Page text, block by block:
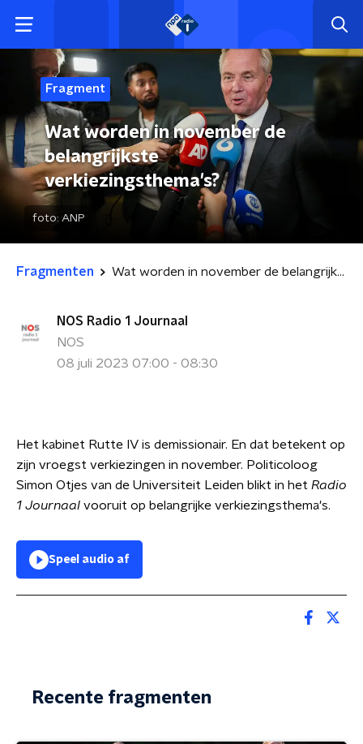
Fragment
Wat worden in november de
belangrijkste
verkiezingsthema's?
foto: ANP
Fragmenten Wat worden in november de belangrijkste verkiezingsthema's?
NOS Radio 1 Journaal
NOS
08 juli 2023 07:00 - 08:30
Het kabinet Rutte IV is demissionair. En dat betekent op
zijn vroegst verkiezingen in november. Politicoloog
Simon Otjes van de Universiteit Leiden blikt in het Radio
1 Journaal vooruit op belangrijke verkiezingsthema's.
Speel audio af
Recente fragmenten